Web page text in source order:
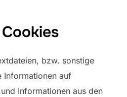
bzw. sonstige
Informationen auf
Informationen aus den